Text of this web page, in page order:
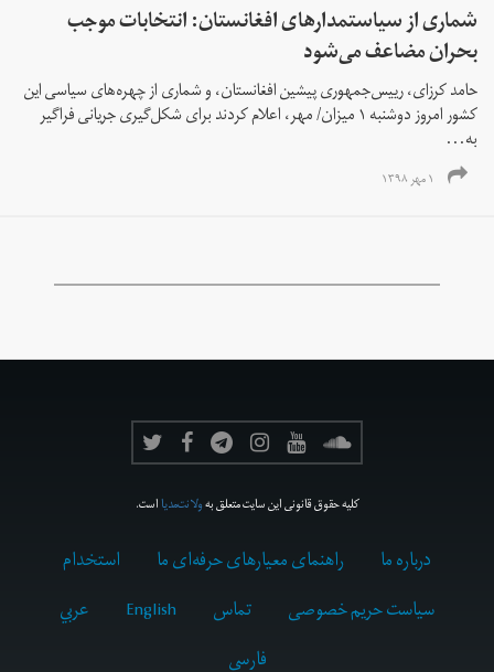
شماری از سیاستمدارهای افغانستان: انتخابات موجب
بحران مضاعف می‌شود
حامد کرزای، رییس‌جمهوری پیشین افغانستان، و شماری از چهره‌های سیاسی این
کشور امروز دوشنبه ۱ میزان/ مهر، اعلام کردند برای شکل‌گیری جریانی فراگیر
به‌...
۱ مهر ۱۳۹۸
کلیه حقوق قانونی این سایت متعلق بهولانت‌مدیااست.
درباره ما راهنمای معیارهای حرفه‌ای ما
استخدام
سیاست حریم خصوصی
تماس English
عربي
فارسى